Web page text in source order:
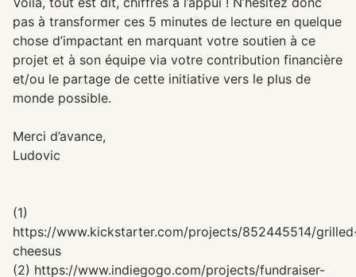
pas à transformer ces 5 minutes de lecture en quelque
chose d’impactant en marquant votre soutien à ce
projet et à son équipe via votre contribution financière
et/ou le partage de cette initiative vers le plus de
monde possible.
Merci d’avance,
Ludovic
(1)
https://www.kickstarter.com/projects/852445514/
cheesus
(2) https://www.indiegogo.com/projects/fundraiser-